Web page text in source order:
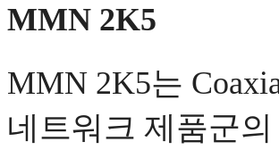
MMN 2K5
MMN 2K5는
네트워크 제품군